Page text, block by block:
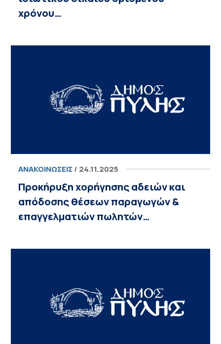
χρόνου…
ΑΝΑΚΟΙΝΏΣΕΙΣ / 24.11.2025
Προκήρυξη χορήγησης αδειών και
απόδοσης θέσεων παραγωγών &
επαγγελματιών πωλητών…